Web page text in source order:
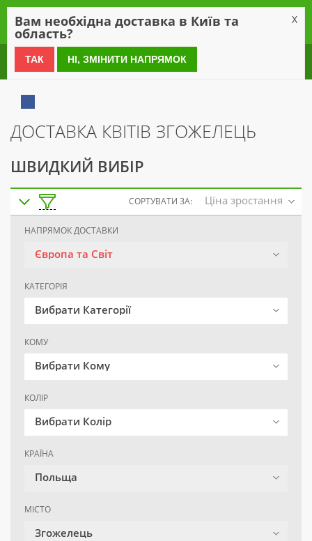
0 800 21 54 55
ДОСТАВКА КВІТІВ ЗГОЖЕЛЕЦЬ
ШВИДКИЙ ВИБІР
СОРТУВАТИ ЗА: Ціна зростання
НАПРЯМОК ДОСТАВКИ
Європа та Світ
КАТЕГОРІЯ
Вибрати Категорії
КОМУ
Вибрати Кому
КОЛІР
Вибрати Колір
КРАЇНА
Польща
МІСТО
Згожелець
Вам необхідна доставка в Київ та
область?
X
ТАК НІ, ЗМІНИТИ НАПРЯМОК